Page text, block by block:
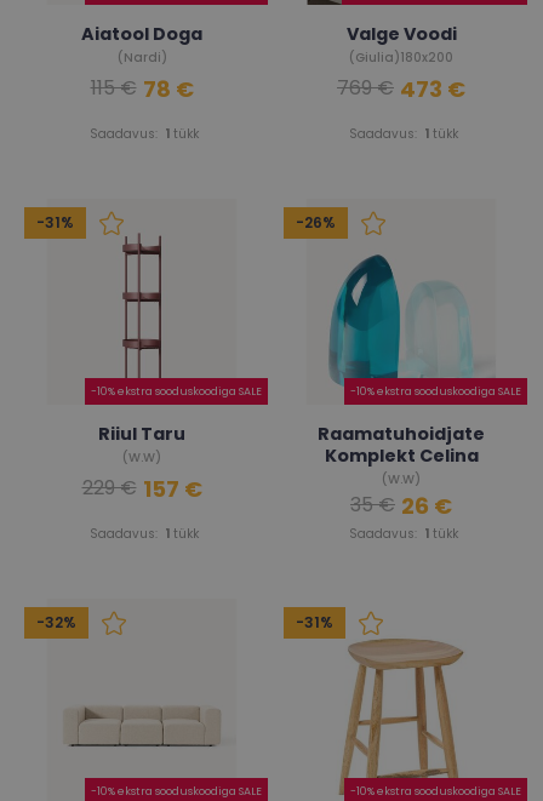
Aiatool Doga
(Nardi)
Saadavus: 1tükk
115 € 78 €
Valge Voodi
(Giulia)180x200
Saadavus: 1tükk
769 € 473 €
-31%
-10% ekstra sooduskoodiga SALE
Riiul Taru
(W.W)
Saadavus: 1tükk
229 € 157 €
-26%
-10% ekstra sooduskoodiga SALE
Raamatuhoidjate
Komplekt Celina
(W.W)
Saadavus: 1tükk
35 € 26 €
-32%
-10% ekstra sooduskoodiga SALE
-31%
-10% ekstra sooduskoodiga SALE